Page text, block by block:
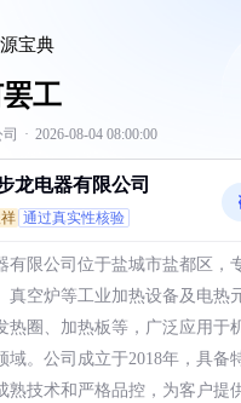
宝典
工
· 2026-08-04 08:00:00
龙电器有限公司
通过真实性核验
有限公司位于盐城市盐都区，
真空炉等工业加热设备及电热
热圈、加热板等，广泛应用于
域。公司成立于2018年，具备
熟技术和严格品控，为客户提